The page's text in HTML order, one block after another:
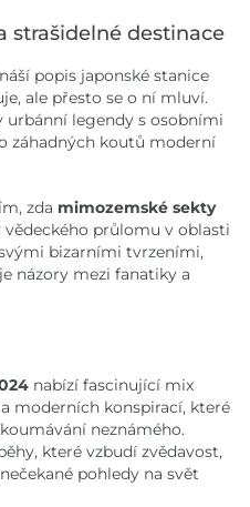
strašidelné destinace
popis japonské stanice
ale přesto se o ní mluví.
legendy s osobními
záhadných koutů moderní
zda mimozemské sekty
vědeckého průlomu v oblasti
bizarními tvrzeními,
názory mezi fanatiky a
nabízí fascinující mix
moderních konspirací, které
neznámého.
které vzbudí zvědavost,
pohledy na svět